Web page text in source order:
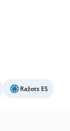
Ražots ES